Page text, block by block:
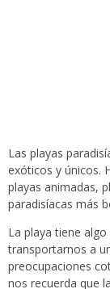
Las playas
exóticos y únicos.
playas animadas,
paradisíacas más
La playa tiene
transportarnos a
preocupaciones
nos recuerda que